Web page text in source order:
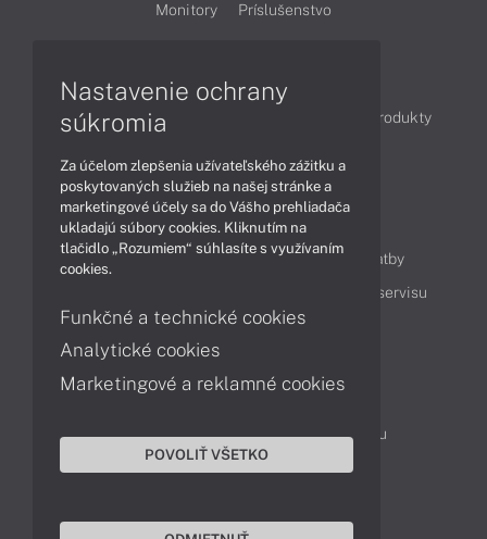
Monitory
Príslušenstvo
Články
Obchodné informácie
Produkty
Obsah
Ako nakupovať
Možnosti doručenia a platby
Cenník servisu
Kontakty
Servisné oddelenie
Reklamácia tovaru
Nastavenie ochrany
súkromia
Za účelom zlepšenia užívateľského zážitku a
poskytovaných služieb na našej stránke a
marketingové účely sa do Vášho prehliadača
ukladajú súbory cookies. Kliknutím na
tlačidlo „Rozumiem“ súhlasíte s využívaním
cookies.
Funkčné a technické cookies
Analytické cookies
Marketingové a reklamné cookies
POVOLIŤ VŠETKO